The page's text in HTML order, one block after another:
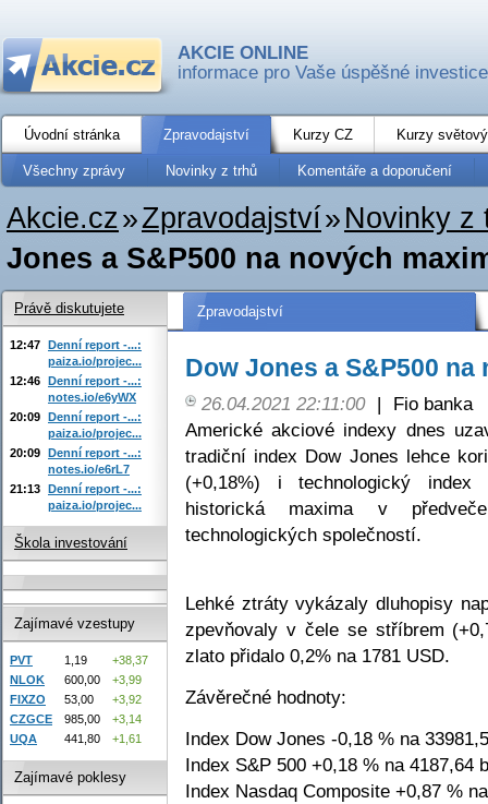
AKCIE ONLINE
informace pro Vaše úspěšné investice
Úvodní stránka Zpravodajství Kurzy CZ Kurzy
Všechny zprávy Novinky z trhů Komentáře a doporučení
Akcie.cz»Zpravodajství» Novinky z
Jones a S&P500 na nových
Zpravodajství
Dow Jones a S&P500
26.04.2021 22:11:00 |
Fio banka
Americké akciové indexy dnes
tradiční index Dow Jones lehce
(+0,18%) i technologický index
historická maxima v
technologických společností.
Lehké ztráty vykázaly dluhopisy
zpevňovaly v čele se stříbrem
zlato přidalo 0,2% na 1781 USD.
Závěrečné hodnoty:
Index Dow Jones -0,18 % na
Index S&P 500 +0,18 % na 4187,64
Index Nasdaq Composite +0,87 %
Právě diskutujete
12:47 Denní report -...:
paiza.io/projec...
12:46 Denní report -...:
notes.io/e6yWX
20:09 Denní report -...:
paiza.io/projec...
20:09 Denní report -...:
notes.io/e6rL7
21:13 Denní report -...:
paiza.io/projec...
Škola investování
Zajímavé vzestupy
PVT 1,19
+38,37
NLOK
600,00
+3,99
FIXZO
53,00
+3,92
CZGCE
985,00
+3,14
UQA
441,80 +1,61
Zajímavé poklesy